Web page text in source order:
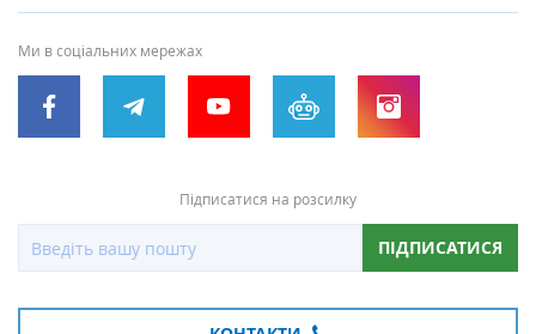
Ми в соціальних мережах
Підписатися на розсилку
ПІДПИСАТИСЯ